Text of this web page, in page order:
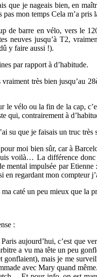
que je nageais bien, en
mon temps Cela m’a pris
de barre en vélo, vers le
neuves jusqu’à T2,
y faire aussi !).
par rapport à d’habitude.
très bien jusqu’au
le vélo ou la fin de la cap,
qui, contrairement à
su que je faisais un truc
moi bien sûr, car à
voilà… La différence donc
mental impulsée par
en regardant mon compteur
caté un peu mieux que la
:
aujourd’hui, c’est que
a vu ma tête un peu
gonflaient), mais je me
avec Mary quand